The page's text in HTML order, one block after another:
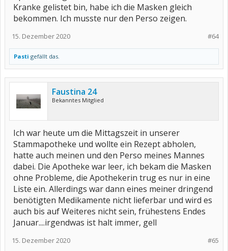
Kranke gelistet bin, habe ich die Masken gleich
bekommen. Ich musste nur den Perso zeigen.
#64
15. Dezember 2020
Pasti gefällt das.
Faustina 24
Bekanntes Mitglied
Ich war heute um die Mittagszeit in unserer
Stammapotheke und wollte ein Rezept abholen,
hatte auch meinen und den Perso meines Mannes
dabei. Die Apotheke war leer, ich bekam die Masken
ohne Probleme, die Apothekerin trug es nur in eine
Liste ein. Allerdings war dann eines meiner dringend
benötigten Medikamente nicht lieferbar und wird es
auch bis auf Weiteres nicht sein, frühestens Endes
Januar....irgendwas ist halt immer, gell
#65
15. Dezember 2020